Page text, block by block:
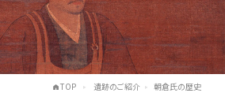
TOP 遺跡のご紹介 朝倉氏の歴史